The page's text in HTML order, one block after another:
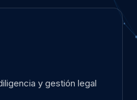
y gestión legal